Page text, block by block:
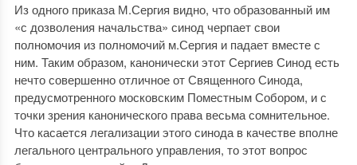
Из одного приказа М.Сергия видно, что образованный им
«с дозволения начальства» синод черпает свои
полномочия из полномочий м.Сергия и падает вместе с
ним. Таким образом, канонически этот Сергиев Синод есть
нечто совершенно отличное от Священного Синода,
предусмотренного московским Поместным Собором, и с
точки зрения канонического права весьма сомнительное.
Что касается легализации этого синода в качестве вполне
легального центрального управления, то этот вопрос